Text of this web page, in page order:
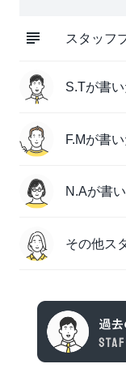
スタッフ
S.Tが書
F.Mが書
N.Aが書
その他ス